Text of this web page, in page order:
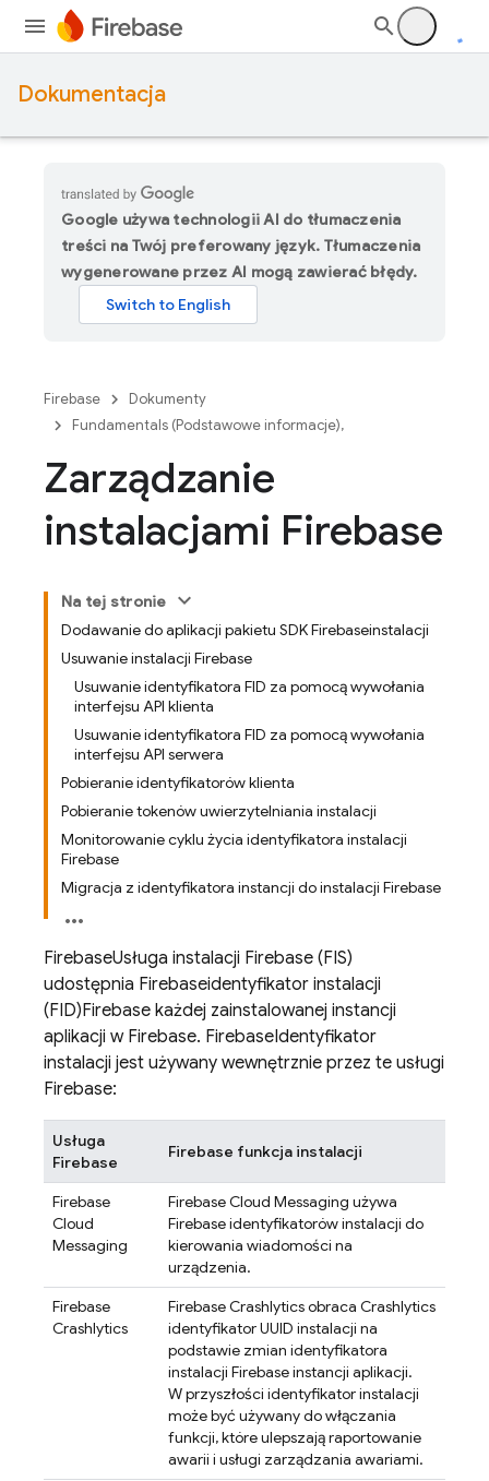
Dokumentacja
Google używa technologii AI do tłumaczenia
treści na Twój preferowany język. Tłumaczenia
wygenerowane przez AI mogą zawierać błędy.
Firebase
Dokumenty
Fundamentals (Podstawowe informacje),
Zarządzanie
instalacjami Firebase
Na tej stronie
Dodawanie do aplikacji pakietu SDK Firebaseinstalacji
Usuwanie instalacji Firebase
Usuwanie identyfikatora FID za pomocą wywołania
interfejsu API klienta
Usuwanie identyfikatora FID za pomocą wywołania
interfejsu API serwera
Pobieranie identyfikatorów klienta
Pobieranie tokenów uwierzytelniania instalacji
Monitorowanie cyklu życia identyfikatora instalacji
Firebase
Migracja z identyfikatora instancji do instalacji Firebase
FirebaseUsługa instalacji Firebase (FIS)
udostępnia Firebaseidentyfikator instalacji
(FID)Firebase każdej zainstalowanej instancji
aplikacji w Firebase. FirebaseIdentyfikator
instalacji jest używany wewnętrznie przez te usługi
Firebase:
Usługa
Firebase
Firebase funkcja instalacji
Firebase
Cloud
Messaging
Firebase Cloud Messaging używa
Firebaseidentyfikatorów instalacji do
kierowania wiadomości na
urządzenia.
Firebase
Crashlytics
Firebase Crashlyticsobraca Crashlytics
identyfikator UUID instalacji na
podstawie zmian identyfikatora
instalacji Firebase instancji aplikacji.
W przyszłości identyfikator instalacji
może być używany do włączania
funkcji, które ulepszają raportowanie
awarii i usługi zarządzania awariami.